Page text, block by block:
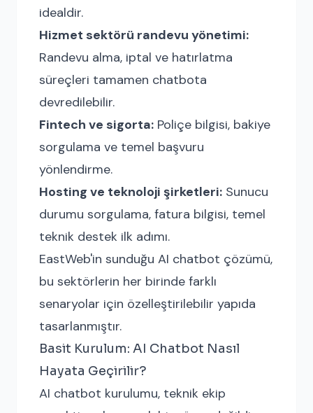
idealdir.
Hizmet sektörü randevu yönetimi:
Randevu alma, iptal ve hatırlatma
süreçleri tamamen chatbota
devredilebilir.
Fintech ve sigorta: Poliçe bilgisi, bakiye
sorgulama ve temel başvuru
yönlendirme.
Hosting ve teknoloji şirketleri: Sunucu
durumu sorgulama, fatura bilgisi, temel
teknik destek ilk adımı.
EastWeb'in sunduğu AI chatbot çözümü,
bu sektörlerin her birinde farklı
senaryolar için özelleştirilebilir yapıda
tasarlanmıştır.
Basit Kurulum: AI Chatbot Nasıl
Hayata Geçirilir?
AI chatbot kurulumu, teknik ekip